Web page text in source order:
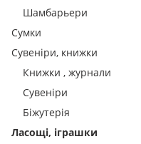
Шамбарьери
Сумки
Сувеніри, книжки
Книжки , журнали
Сувеніри
Біжутерія
Ласощі, іграшки